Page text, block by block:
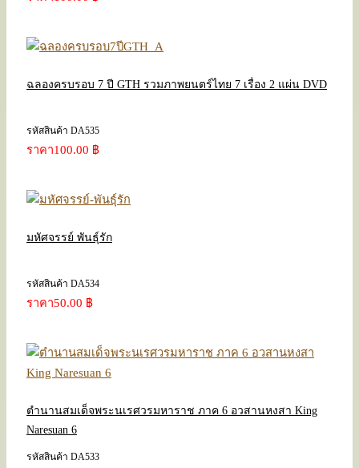
ฉลองครบรอบ 7 ปี GTH รวมภาพยนตร์ไทย 7 เรื่อง 2 แผ่น DVD
รหัสสินค้า DA535
ราคา100.00 ฿
มหัศจรรย์ พันธุ์รัก
รหัสสินค้า DA534
ราคา50.00 ฿
ตำนานสมเด็จพระนเรศวรมหาราช ภาค 6 อวสานหงสา King
Naresuan 6
รหัสสินค้า DA533